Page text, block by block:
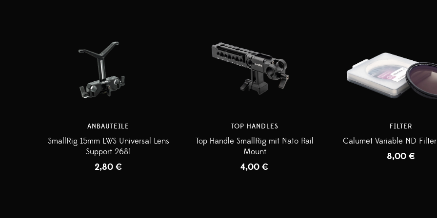
ANBAUTEILE
SmallRig 15mm LWS Universal Lens
Support 2681
2,80 €
TOP HANDLES
Top Handle SmallRig mit Nato Rail
Mount
4,00 €
FILTER
Calumet Variable ND
8,00 €